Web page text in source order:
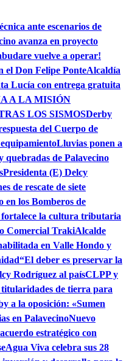
ante escenarios de
avanza en proyecto
vuelve a operar!
el Don Felipe PonteAlcaldía
Lucía con entrega gratuita
A LA MISIÓN
LOS SISMOSDerby
del Cuerpo de
Lluvias ponen a
quebradas de Palavecino
Presidenta (E) Delcy
de rescate de siete
los Bomberos de
fortalece la cultura tributaria
Comercial TrakiAlcalde
en Valle Hondo y
“El deber es preservar la
Rodríguez al paísCLPP y
de tierra para
a la oposición: «Sumen
en PalavecinoNuevo
estratégico con
Agua Viva celebra sus 28